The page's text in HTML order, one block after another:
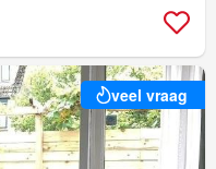
veel vraag